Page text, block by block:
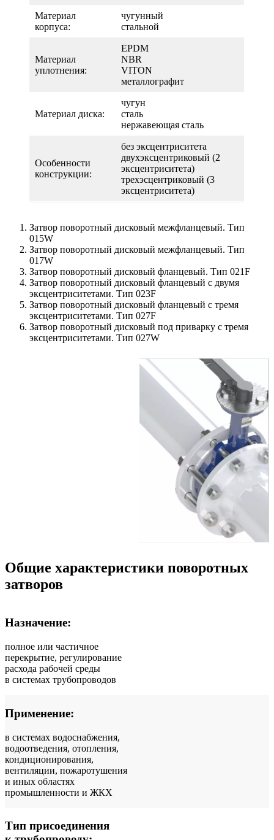
Материал
корпуса:
чугунный
стальной
Материал
уплотнения:
EPDM
NBR
VITON
металлографит
Материал диска:
чугун
сталь
нержавеющая сталь
Особенности
конструкции:
без эксцентриситета
двухэксцентриковый (2
эксцентриситета)
трехэсцентриковый (3
эксцентриситета)
Затвор поворотный дисковый межфланцевый. Тип
015W
Затвор поворотный дисковый межфланцевый. Тип
017W
Затвор поворотный дисковый фланцевый. Тип 021F
Затвор поворотный дисковый фланцевый с двумя
эксцентриситетами. Тип 023F
Затвор поворотный дисковый фланцевый с тремя
эксцентриситетами. Тип 027F
Затвор поворотный дисковый под приварку с тремя
эксцентриситетами. Тип 027W
Общие характеристики поворотных
затворов
Назначение:
полное или частичное
перекрытие, регулирование
расхода рабочей среды
в системах трубопроводов
Применение:
в системах водоснабжения,
водоотведения, отопления,
кондиционирования,
вентиляции, пожаротушения
и иных областях
промышленности и ЖКХ
Тип присоединения